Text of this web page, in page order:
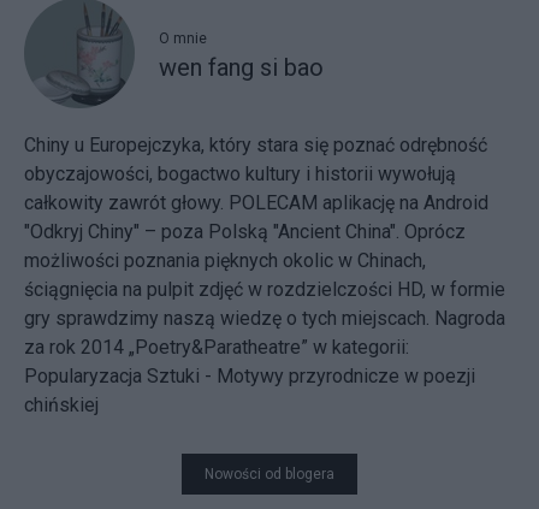
O mnie
wen fang si bao
Chiny u Europejczyka, który stara się poznać odrębność
obyczajowości, bogactwo kultury i historii wywołują
całkowity zawrót głowy. POLECAM aplikację na Android
"Odkryj Chiny" – poza Polską "Ancient China". Oprócz
możliwości poznania pięknych okolic w Chinach,
ściągnięcia na pulpit zdjęć w rozdzielczości HD, w formie
gry sprawdzimy naszą wiedzę o tych miejscach. Nagroda
za rok 2014 „Poetry&Paratheatre” w kategorii:
Popularyzacja Sztuki - Motywy przyrodnicze w poezji
chińskiej
Nowości od blogera